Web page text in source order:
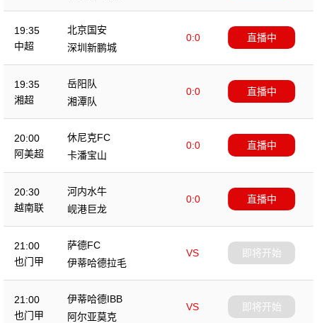
19:35
中超
北京国安
0:0
深圳新鹏城
直播中
19:35
湘超
岳阳队
0:0
湘潭队
直播中
20:00
阿美超
休尼克FC
0:0
卡潘宝山
直播中
20:30
越南联
河内水牛
0:0
岘港巨龙
直播中
21:00
也门甲
萨德FC
VS
伊蒂哈德拉毛
即将开始
21:00
也门甲
伊蒂哈德IBB
VS
阿尔亚莫克
即将开始